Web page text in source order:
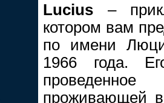
Lucius –
котором вам
по имени
1966 года.
проживающей